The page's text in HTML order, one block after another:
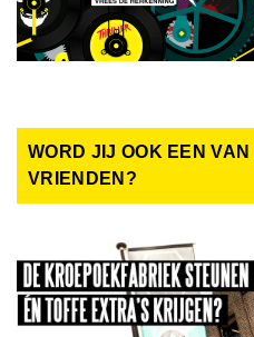
WORD JIJ OOK EEN
VRIENDEN?